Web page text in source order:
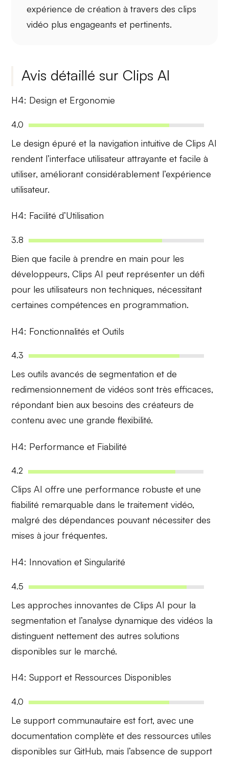
expérience de création à travers des clips
vidéo plus engageants et pertinents.
Avis détaillé sur Clips AI
H4: Design et Ergonomie
4.0
Ledesign épuré et la navigation intuitive de Clips AI
rendent l’interface utilisateur attrayante et facile à
utiliser, améliorant considérablement l’expérience
utilisateur.
H4: Facilité d’Utilisation
3.8
Bien quefacile à prendre en main pour les
développeurs, Clips AI peut représenter un défi
pour les utilisateurs non techniques, nécessitant
certaines compétences en programmation.
H4: Fonctionnalités et Outils
4.3
Lesoutils avancés de segmentation et de
redimensionnement de vidéos sont très efficaces,
répondant bien aux besoins des créateurs de
contenu avec une grande flexibilité.
H4: Performance et Fiabilité
4.2
Clips AI offre une performance robuste et une
fiabilité remarquable dans le traitement vidéo,
malgré des dépendances pouvant nécessiter des
mises à jour fréquentes.
H4: Innovation et Singularité
4.5
Les approchesinnovantes de Clips AI pour la
segmentation et l’analyse dynamique des vidéos la
distinguent nettement des autres solutions
disponibles sur le marché.
H4: Support et Ressources Disponibles
4.0
Lesupport communautaire est fort, avec une
documentation complète et des ressources utiles
disponibles sur GitHub, mais l’absence de support